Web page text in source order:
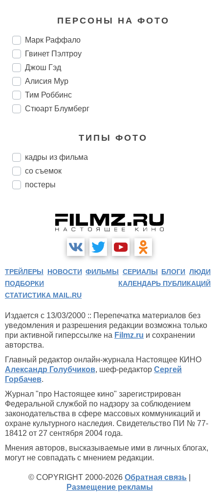
ПЕРСОНЫ НА ФОТО
Марк Раффало
Гвинет Пэлтроу
Джош Гэд
Алисия Мур
Тим Роббинс
Стюарт Блумберг
ТИПЫ ФОТО
кадры из фильма
со съемок
постеры
ТРЕЙЛЕРЫ НОВОСТИ ФИЛЬМЫ СЕРИАЛЫ БЛОГИ ЛЮДИ
ПОДБОРКИ
КАЛЕНДАРЬ ПУБЛИКАЦИЙ
СТАТИСТИКА MAIL.RU
Издается с 13/03/2000 :: Перепечатка материалов без
уведомления и разрешения редакции возможна только
при активной гиперссылке на Filmz.ru и сохранении
авторства.
Главный редактор онлайн-журнала Настоящее КИНО
Александр Голубчиков, шеф-редактор Сергей
Горбачев.
Журнал "про Настоящее кино" зарегистрирован
Федеральной службой по надзору за соблюдением
законодательства в сфере массовых коммуникаций и
охране культурного наследия. Свидетельство ПИ № 77-
18412 от 27 сентября 2004 года.
Мнения авторов, высказываемые ими в личных блогах,
могут не совпадать с мнением редакции.
© COPYRIGHT 2000-2026 Обратная связь
Размещение рекламы